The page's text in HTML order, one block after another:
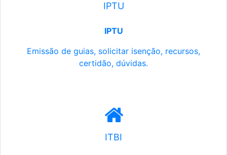
IPTU
IPTU
Emissão de guias, solicitar isenção, recursos,
certidão, dúvidas.
ITBI